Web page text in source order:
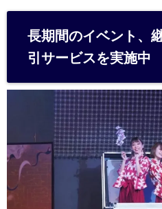
長期間のイベント、
引サービスを実施中